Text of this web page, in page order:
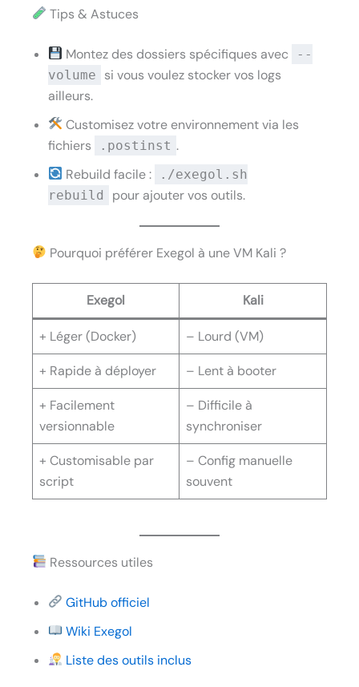
Tips & Astuces
Montez des dossiers spécifiques avec
--
volume
si vous voulez stocker vos logs
ailleurs.
Customisez votre environnement via les
fichiers
.postinst .
Rebuild facile :
./exegol.sh
rebuild
pour ajouter vos outils.
Pourquoi préférer Exegol à une VM Kali ?
Exegol Kali
+ Léger (Docker) – Lourd (VM)
+ Rapide à déployer – Lent à booter
+ Facilement
versionnable
– Difficile à
synchroniser
+ Customisable par
script
– Config manuelle
souvent
Ressources utiles
GitHub officiel
Wiki Exegol
Liste des outils inclus